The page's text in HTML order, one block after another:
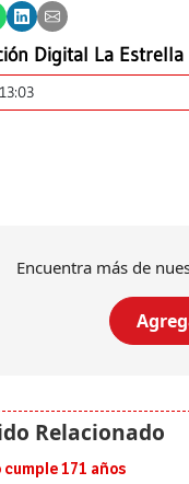
Digital La Estrella
Encuentra más de
cumple 171 años